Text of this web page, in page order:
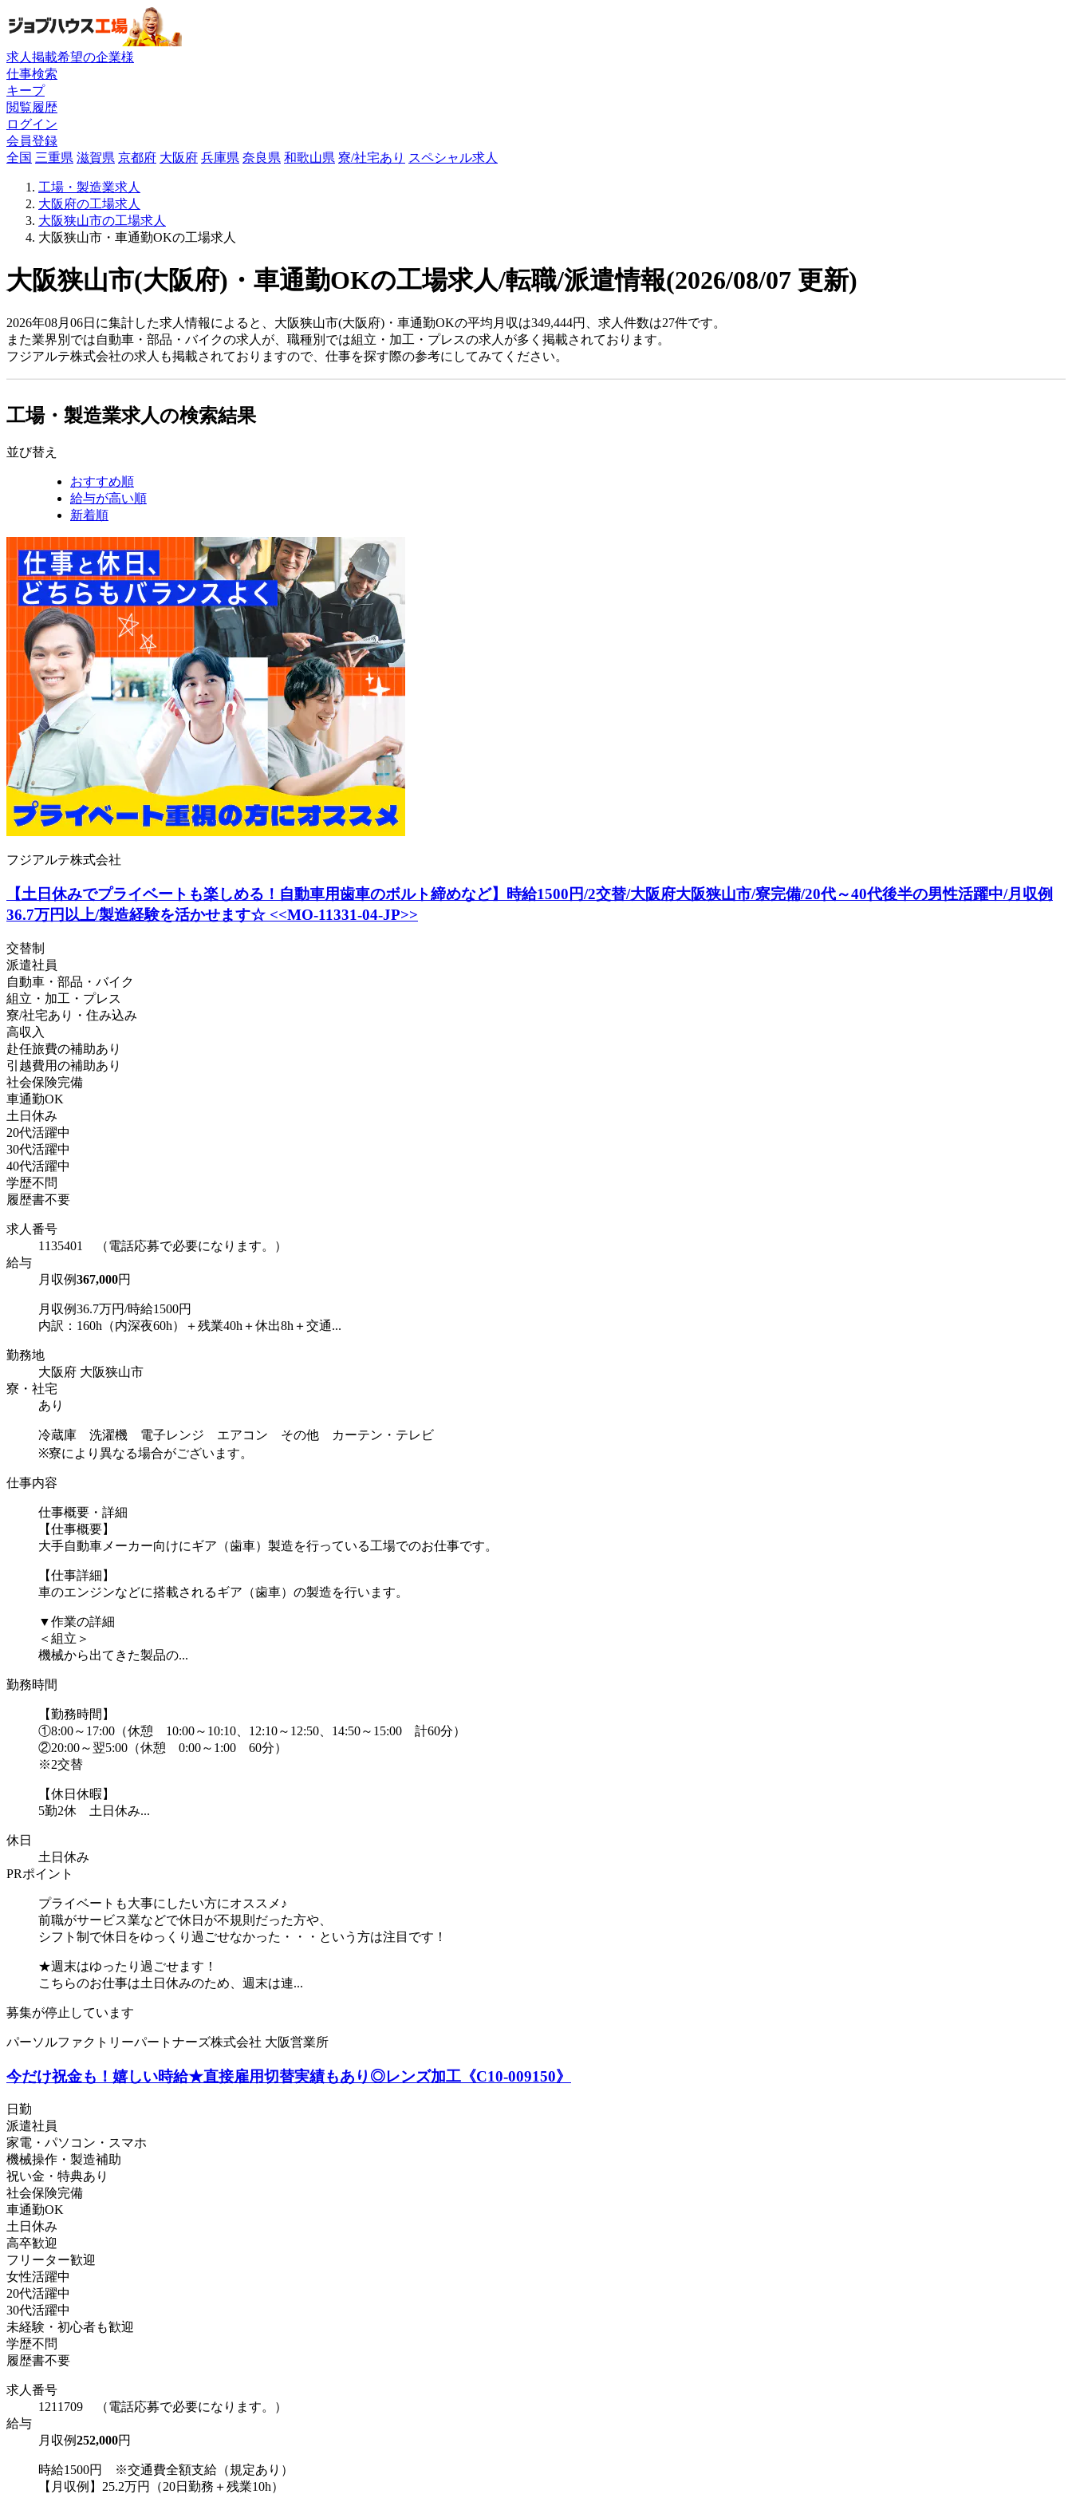
求人掲載希望の企業様
仕事検索
キープ
閲覧履歴
ログイン
会員登録
全国 三重県 滋賀県 京都府 大阪府 兵庫県 奈良県 和歌山県 寮/社宅あり スペシャル求人
工場・製造業求人
大阪府の工場求人
大阪狭山市の工場求人
大阪狭山市・車通勤OKの工場求人
大阪狭山市(大阪府)・車通勤OKの工場求人/転職/派遣情報(2026/08/07 更新)
2026年08月06日に集計した求人情報によると、大阪狭山市(大阪府)・車通勤OKの平均月収は349,444円、求人件数は27件です。
また業界別では自動車・部品・バイクの求人が、職種別では組立・加工・プレスの求人が多く掲載されております。
フジアルテ株式会社の求人も掲載されておりますので、仕事を探す際の参考にしてみてください。
工場・製造業求人の検索結果
並び替え
おすすめ順
給与が高い順
新着順
フジアルテ株式会社
【土日休みでプライベートも楽しめる！自動車用歯車のボルト締めなど】時給1500円/2交替/大阪府大阪狭山市/寮完備/20代～40代後半の男性活躍中/月収例
36.7万円以上/製造経験を活かせます☆ <<MO-11331-04-JP>>
交替制
派遣社員
自動車・部品・バイク
組立・加工・プレス
寮/社宅あり・住み込み
高収入
赴任旅費の補助あり
引越費用の補助あり
社会保険完備
車通勤OK
土日休み
20代活躍中
30代活躍中
40代活躍中
学歴不問
履歴書不要
求人番号
1135401 （電話応募で必要になります。）
給与
月収例367,000円
月収例36.7万円/時給1500円
内訳：160h（内深夜60h）＋残業40h＋休出8h＋交通...
勤務地
大阪府 大阪狭山市
寮・社宅
あり
冷蔵庫 洗濯機 電子レンジ エアコン その他 カーテン・テレビ
※寮により異なる場合がございます。
仕事内容
仕事概要・詳細
【仕事概要】
大手自動車メーカー向けにギア（歯車）製造を行っている工場でのお仕事です。
【仕事詳細】
車のエンジンなどに搭載されるギア（歯車）の製造を行います。
▼作業の詳細
＜組立＞
機械から出てきた製品の...
勤務時間
【勤務時間】
①8:00～17:00（休憩 10:00～10:10、12:10～12:50、14:50～15:00 計60分）
②20:00～翌5:00（休憩 0:00～1:00 60分）
※2交替
【休日休暇】
5勤2休 土日休み...
休日
土日休み
PRポイント
プライベートも大事にしたい方にオススメ♪
前職がサービス業などで休日が不規則だった方や、
シフト制で休日をゆっくり過ごせなかった・・・という方は注目です！
★週末はゆったり過ごせます！
こちらのお仕事は土日休みのため、週末は連...
募集が停止しています
パーソルファクトリーパートナーズ株式会社 大阪営業所
今だけ祝金も！嬉しい時給★直接雇用切替実績もあり◎レンズ加工《C10-009150》
日勤
派遣社員
家電・パソコン・スマホ
機械操作・製造補助
祝い金・特典あり
社会保険完備
車通勤OK
土日休み
高卒歓迎
フリーター歓迎
女性活躍中
20代活躍中
30代活躍中
未経験・初心者も歓迎
学歴不問
履歴書不要
求人番号
1211709 （電話応募で必要になります。）
給与
月収例252,000円
時給1500円 ※交通費全額支給（規定あり）
【月収例】25.2万円（20日勤務＋残業10h）